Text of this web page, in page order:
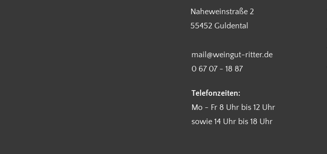
Naheweinstraße 2
55452 Guldental
mail@weingut-ritter.de
0 67 07 - 18 87
Telefonzeiten:
Mo - Fr 8 Uhr bis 12 Uhr
sowie 14 Uhr bis 18 Uhr